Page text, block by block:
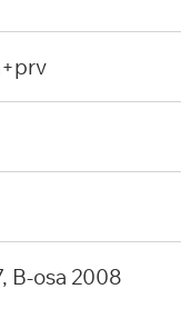
B-osa 2008